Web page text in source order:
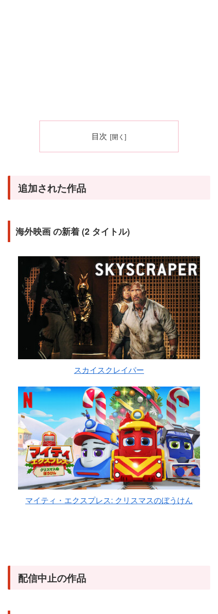
目次
追加された作品
海外映画 の新着 (2 タイトル)
スカイスクレイパー
マイティ・エクスプレス: クリスマスのぼうけん
配信中止の作品